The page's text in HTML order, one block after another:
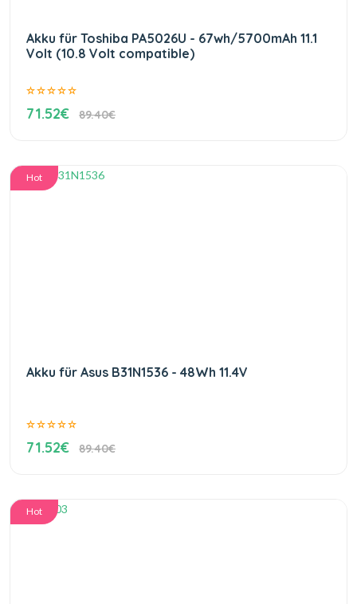
Akku für Toshiba PA5026U - 67wh/5700mAh 11.1
Volt (10.8 Volt compatible)
71.52€ 89.40€
Hot
Akku für Asus B31N1536 - 48Wh 11.4V
71.52€ 89.40€
Hot